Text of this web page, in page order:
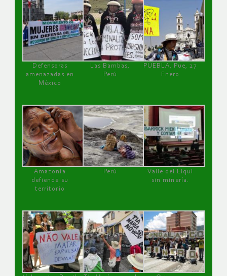
Defensoras
amenazadas en
México
Las Bambas,
Perú
PUEBLA, Pue, 27
Enero
Amazonía
defiende su
territorio
Perú
Valle del Elqui
sin minería.